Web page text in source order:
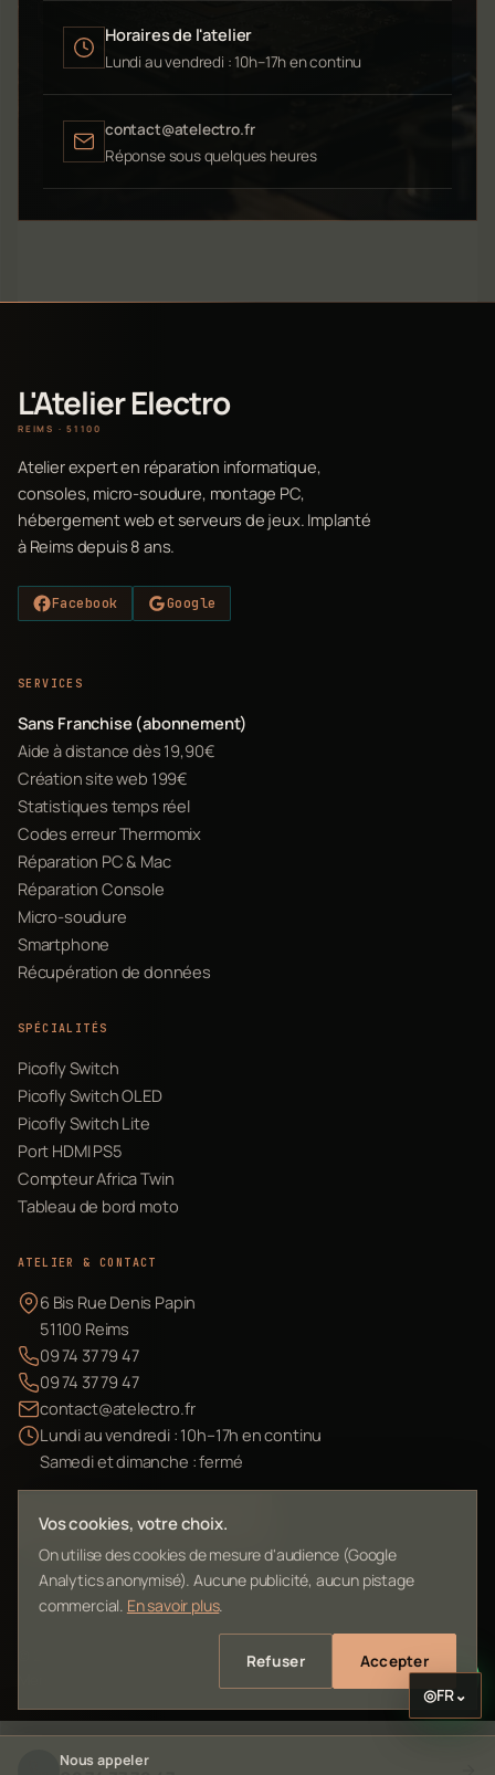
Horaires de l'atelier
Lundi au vendredi : 10h–17h en continu
contact@atelectro.fr
Réponse sous quelques heures
L'Atelier Electro
REIMS · 51100
Atelier expert en réparation informatique,
consoles, micro-soudure, montage PC,
hébergement web et serveurs de jeux. Implanté
à Reims depuis 8 ans.
Facebook Google
SERVICES
Sans Franchise (abonnement)
Aide à distance dès 19,90€
Création site web 199€
Statistiques temps réel
Codes erreur Thermomix
Réparation PC & Mac
Réparation Console
Micro-soudure
Smartphone
Récupération de données
SPÉCIALITÉS
Picofly Switch
Picofly Switch OLED
Picofly Switch Lite
Port HDMI PS5
Compteur Africa Twin
Tableau de bord moto
ATELIER & CONTACT
6 Bis Rue Denis Papin
51100 Reims
09 74 37 79 47
09 74 37 79 47
contact@atelectro.fr
Lundi au vendredi : 10h–17h en continu
Samedi et dimanche : fermé
Envoyer mon matériel
L'Atelier Electro Reims — SIRET 10261022700013
Vos cookies, votre choix.
On utilise des cookies de mesure d'audience (Google
Analytics anonymisé). Aucune publicité, aucun pistage
commercial. En savoir plus.
Refuser Accepter
Nous appeler
◎FR⌄